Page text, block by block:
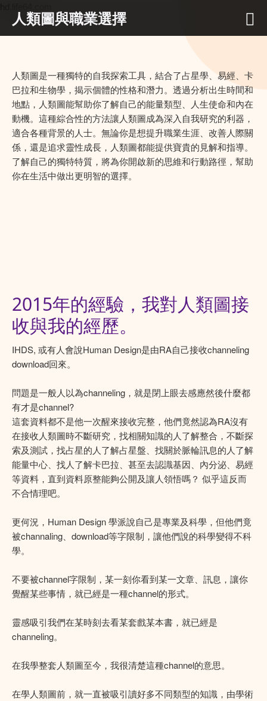
人類圖與職業選擇
人類圖是一種獨特的自我探索工具，結合了占星學、易經、卡
巴拉和生物學，揭示個體的性格和潛力。透過分析出生時間和
地點，人類圖能幫助你了解自己的能量類型、人生使命和內在
動機。這種綜合性的方法讓人類圖成為深入自我研究的利器，
適合各種背景的人士。無論你是想提升職業生涯、改善人際關
係，還是追求靈性成長，人類圖都能提供寶貴的見解和指導。
了解自己的獨特特質，將為你開啟新的思維和行動路徑，幫助
你在生活中做出更明智的選擇。
2015年的經驗，我對人類圖接
收與我的經歷。
IHDS, 或有人會說Human Design是由RA自己接收channeling
download回來。
問題是一般人以為channeling，就是閉上眼去感應然後什麼都
有才是channel?
這套資料都不是他一次醒來接收完整，他們竟然認為RA沒有
在接收人類圖時不斷研究，找相關知識的人了解整合，不斷探
索及測試，找占星的人了解占星盤、找關於脈輪訊息的人了解
能量中心、找人了解卡巴拉、甚至去認識基因、內分泌、易經
等資料，直到資料原整能夠公開及讓人領悟嗎？ 似乎這反而
不合情理吧。
更何況，Human Design 學派說自己是專業及科學，但他們竟
被channaling、download等字限制，讓他們說的科學變得不科
學。
不要被channel字限制，某一刻你看到某一文章、訊息，讓你
覺醒某些事情，就已經是一種channel的形式。
靈感吸引我們在某時刻去看某套戲某本書，就已經是
channeling。
在我學整套人類圖至今，我很清楚這種channel的意思。
在學人類圖前，就一直被吸引讀好多不同類型的知識，由學術